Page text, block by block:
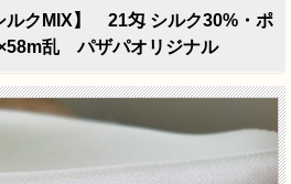
ルクMIX】 21匁 シルク30%・ポ
乱 パザパオリジナル